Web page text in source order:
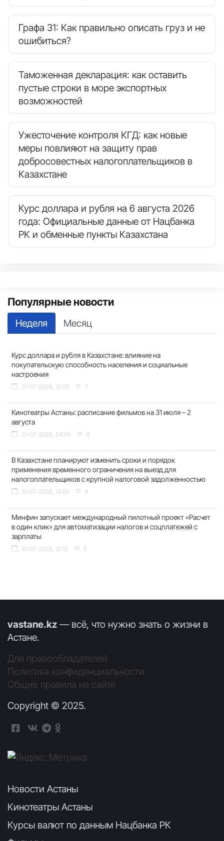
Графа 31: Как правильно описать груз и не
ошибиться?
Таможенная декларация: как оставить
пустые строки в море экспортных
возможностей
Ужесточение контроля КГД: как новые
меры повлияют на защиту прав
добросовестных налогоплательщиков в
Казахстане
Курс доллара и рубля на 6 августа 2026
года: Официальные данные от Нацбанка
РК и обменные пункты Казахстана
Популярные новости
Неделя Месяц
Курс доллара и рубля в Казахстане: влияние на
покупательскую способность населения и социальные
настроения
31-07-2026, 12:05 7
Кинотеатры Астаны: расписание фильмов на 31 июля – 2
августа
31-07-2026, 04:00 6
В Казахстане планируют изменить сроки и порядок
применения временного ограничения на выезд для
налогоплательщиков с крупной налоговой задолженностью
31-07-2026, 14:05 6
Минфин запускает международный пилотный проект «Расчет
в один клик» для автоматизации налогов и соцплатежей с
зарплаты
31-07-2026, 12:10 5
vastane.kz — всё, что нужно знать о жизни в
Астане.
Для правообладателей
Политика конфиденциальности
Общие правила на сайте
Copyright © 2025.
Новости Астаны
Кинотеатры Астаны
Курсы валют по данным Нацбанка РК